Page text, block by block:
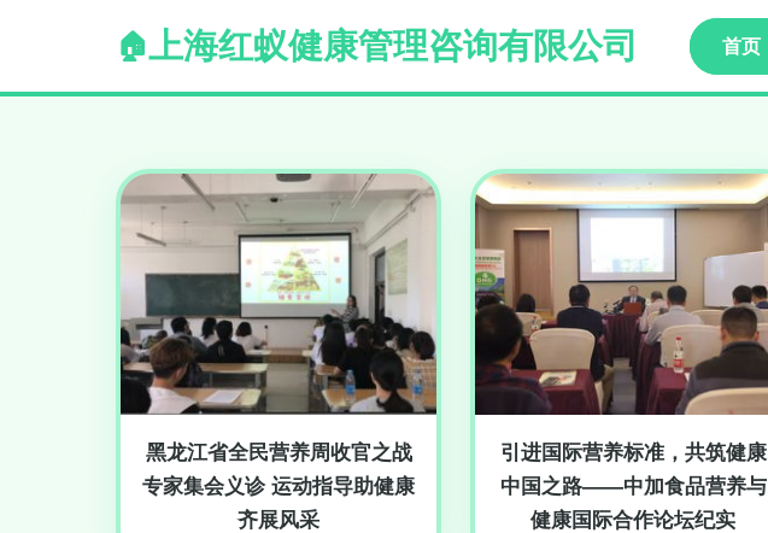
上海红蚁健康管理咨询有限公司 首页
黑龙江省全民营养周收官之战
专家集会义诊 运动指导助健康
齐展风采
引进国际营养标准，共筑健康
中国之路——中加食品营养与
健康国际合作论坛纪实